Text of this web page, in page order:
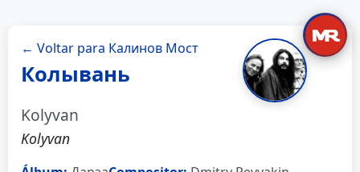
← Voltar para Калинов Мост
Колывань
Kolyvan
Kolyvan